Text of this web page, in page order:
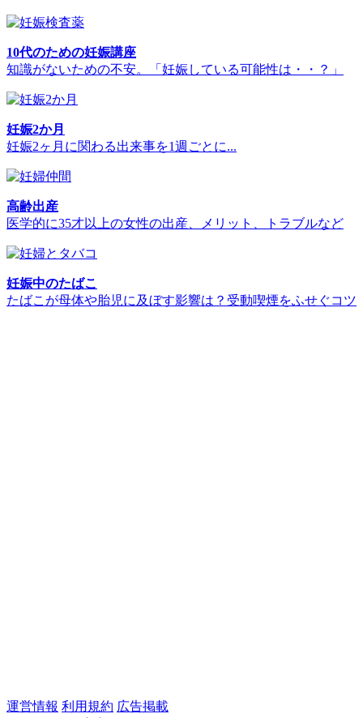
10代のための妊娠講座
知識がないための不安。「妊娠している可能性は・・？」
妊娠2か月
妊娠2ヶ月に関わる出来事を1週ごとに...
高齢出産
医学的に35才以上の女性の出産、メリット、トラブルなど
妊娠中のたばこ
たばこが母体や胎児に及ぼす影響は？受動喫煙をふせぐコツ
運営情報 利用規約 広告掲載